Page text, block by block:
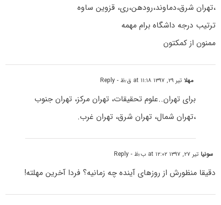
،تهران شرق،دماوند،رودهن،ری، قزوین ساوه
ترتیب درجه داشگاه برام مهمه‌
ممنون از کمکتون
مهلاتیر ۲۹, ۱۳۹۷ at ۱۱:۱۸ ق٫ظ - Reply
برای تهران..علوم تحقیقات، تهران مرکز، تهران جنوب
،تهران شمال، تهران شرق، تهران غرب.
سونیاتیر ۲۷, ۱۳۹۷ at ۱۲:۰۲ ب٫ظ - Reply
دقیقا منظورش از روزهای آینده چه زمانیه؟ فردا آخرین مهلته!